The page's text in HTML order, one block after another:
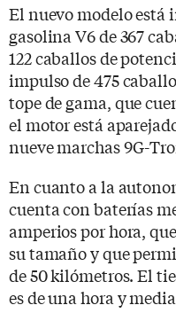
El nuevo modelo está
gasolina V6 de 367
122 caballos de
impulso de 475
tope de gama, que
el motor está
nueve marchas 9G-
En cuanto a la
cuenta con baterías
amperios por hora,
su tamaño y que
de 50 kilómetros. El
es de una hora y